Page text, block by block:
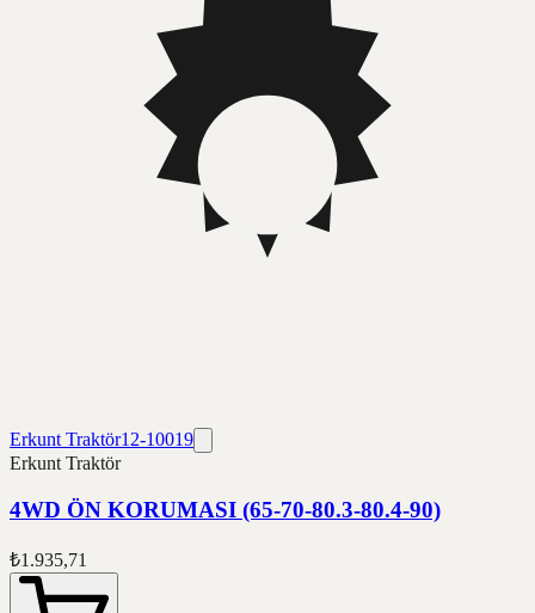
Erkunt Traktör12-10019
Erkunt Traktör
4WD ÖN KORUMASI (65-70-80.3-80.4-90)
₺1.935,71